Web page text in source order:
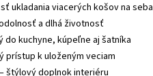
ukladania viacerých košov na seba
a dlhá životnosť
do kuchyne, kúpeľne aj šatníka
prístup k uloženým veciam
štýlový doplnok interiéru